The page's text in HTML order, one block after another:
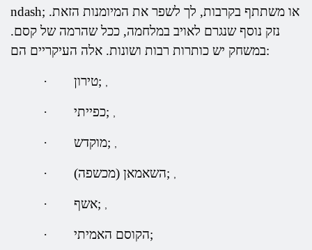
ndash; או משתתף בקרבות, לך לשפר את המיומנות הזאת.
נזק נוסף שנגרם לאויב במלחמה, ככל שהרמה של קסם.
במשחק יש כותרות רבות ושונות. אלה העיקריים הם:
· טירון;
· כפייתי;
· מוקדש;
· השאמאן (מכשפה);
· אשף;
· הקוסם האמיתי;